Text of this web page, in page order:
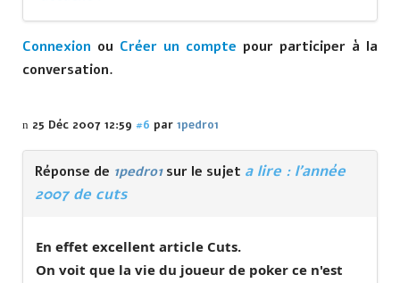
Connexion ou Créer un compte pour participer à la
conversation.
25 Déc 2007 12:59 #6 par 1pedro1
Réponse de 1pedro1sur le sujet a lire : l'année
2007 de cuts
En effet excellent article Cuts.
On voit que la vie du joueur de poker ce n'est